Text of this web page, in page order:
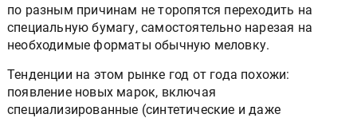
по разным причинам не торопятся переходить на
специальную бумагу, самостоятельно нарезая на
необходимые форматы обычную меловку.
Тенденции на этом рынке год от года похожи:
появление новых марок, включая
специализированные (синтетические и даже